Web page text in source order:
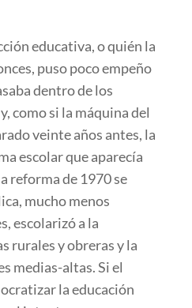
educativa, o quién la
puso poco empeño
dentro de los
como si la máquina del
veinte años antes, la
escolar que aparecía
reforma de 1970 se
mucho menos
escolarizó a la
rurales y obreras y la
medias-altas. Si el
la educación